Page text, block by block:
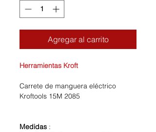
Agregar al carrito
Herramientas Kroft
Carrete de manguera eléctrico
Kroftools 15M 2085
Medidas :